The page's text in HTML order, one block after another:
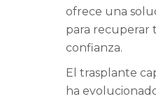
ofrece una
para recuperar
confianza.
El trasplante
ha